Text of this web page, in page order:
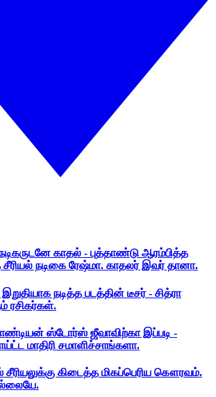
காதல் - புத்தாண்டு ஆரம்பித்த
சீரியல் நடிகை ரேஷ்மா. காதலர் இவர் தானா.
நடித்த படத்தின் டீசர் - சித்ரா
ரசிகர்கள்.
ஸ்டோர்ஸ் ஜீவாவிற்கா இப்படி -
மாதிரி சமாளிச்சாங்களா.
கிடைத்த மிகப்பெரிய கௌரவம்.